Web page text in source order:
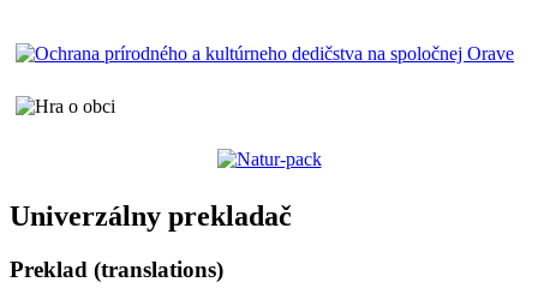
Univerzálny prekladač
Preklad (translations)